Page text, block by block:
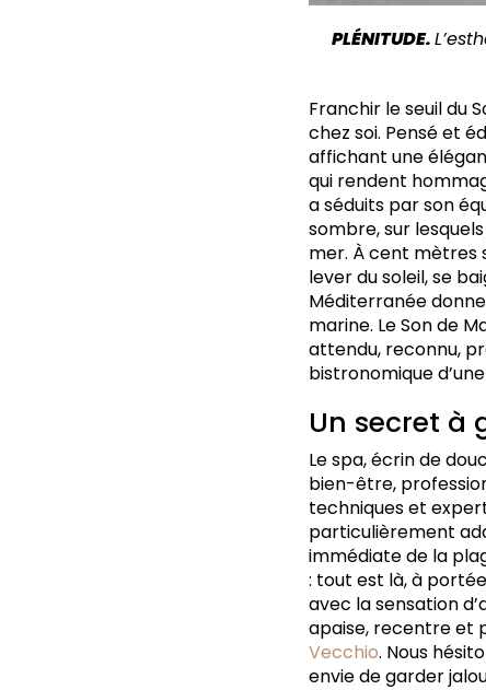
PLÉNITUDE.
Franchir le seuil du
chez soi. Pensé et
affichant une
qui rendent
a séduits par son
sombre, sur
mer. À cent mètres
lever du soleil, se
Méditerranée
marine. Le Son de
attendu, reconnu,
bistronomique
Un secret à
Le spa, écrin de
bien-être,
techniques et
particulièrement
immédiate de la
: tout est là, à
avec la sensation
apaise, recentre et
Vecchio. Nous
envie de garder